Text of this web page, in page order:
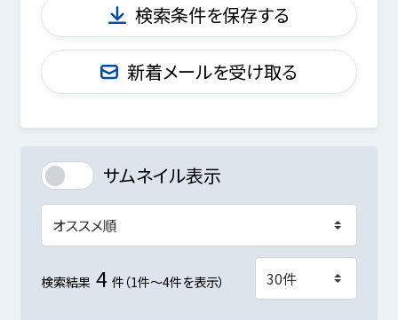
検索条件を保存する
新着メールを受け取る
サムネイル表示
検索結果 4 件（1件～4件を表示）